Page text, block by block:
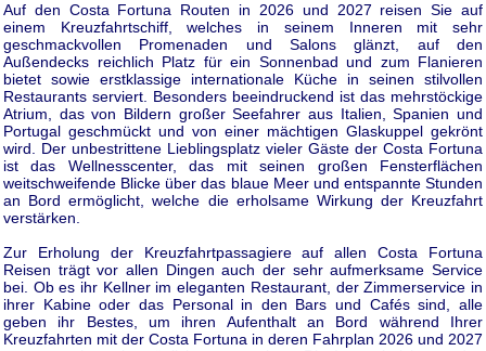
Auf den Costa Fortuna Routen in 2026 und 2027 reisen Sie auf
einem Kreuzfahrtschiff, welches in seinem Inneren mit sehr
geschmackvollen Promenaden und Salons glänzt, auf den
Außendecks reichlich Platz für ein Sonnenbad und zum Flanieren
bietet sowie erstklassige internationale Küche in seinen stilvollen
Restaurants serviert. Besonders beeindruckend ist das mehrstöckige
Atrium, das von Bildern großer Seefahrer aus Italien, Spanien und
Portugal geschmückt und von einer mächtigen Glaskuppel gekrönt
wird. Der unbestrittene Lieblingsplatz vieler Gäste der Costa Fortuna
ist das Wellnesscenter, das mit seinen großen Fensterflächen
weitschweifende Blicke über das blaue Meer und entspannte Stunden
an Bord ermöglicht, welche die erholsame Wirkung der Kreuzfahrt
verstärken.
Zur Erholung der Kreuzfahrtpassagiere auf allen Costa Fortuna
Reisen trägt vor allen Dingen auch der sehr aufmerksame Service
bei. Ob es ihr Kellner im eleganten Restaurant, der Zimmerservice in
ihrer Kabine oder das Personal in den Bars und Cafés sind, alle
geben ihr Bestes, um ihren Aufenthalt an Bord während Ihrer
Kreuzfahrten mit der Costa Fortuna in deren Fahrplan 2026 und 2027